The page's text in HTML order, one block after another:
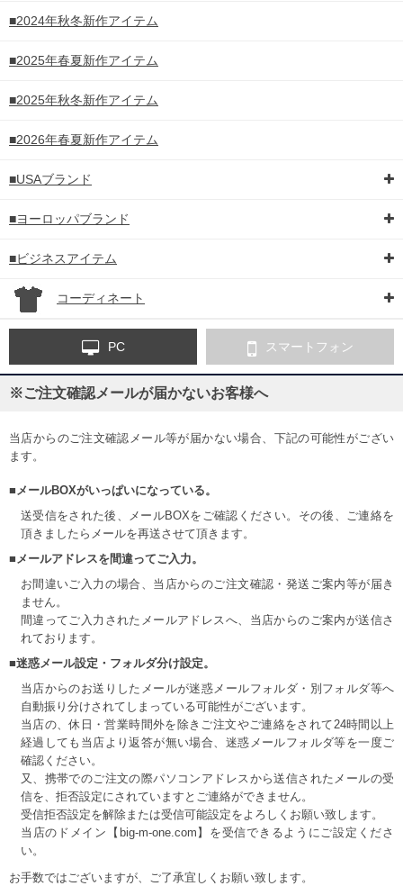
■2024年秋冬新作アイテム
■2025年春夏新作アイテム
■2025年秋冬新作アイテム
■2026年春夏新作アイテム
■USAブランド
■ヨーロッパブランド
■ビジネスアイテム
コーディネート
PC スマートフォン
※ご注文確認メールが届かないお客様へ
当店からのご注文確認メール等が届かない場合、下記の可能性がござい
ます。
■メールBOXがいっぱいになっている。
送受信をされた後、メールBOXをご確認ください。その後、ご連絡を
頂きましたらメールを再送させて頂きます。
■メールアドレスを間違ってご入力。
お間違いご入力の場合、当店からのご注文確認・発送ご案内等が届き
ません。
間違ってご入力されたメールアドレスへ、当店からのご案内が送信さ
れております。
■迷惑メール設定・フォルダ分け設定。
当店からのお送りしたメールが迷惑メールフォルダ・別フォルダ等へ
自動振り分けされてしまっている可能性がございます。
当店の、休日・営業時間外を除きご注文やご連絡をされて24時間以上
経過しても当店より返答が無い場合、迷惑メールフォルダ等を一度ご
確認ください。
又、携帯でのご注文の際パソコンアドレスから送信されたメールの受
信を、拒否設定にされていますとご連絡ができません。
受信拒否設定を解除または受信可能設定をよろしくお願い致します。
当店のドメイン【big-m-one.com】を受信できるようにご設定くださ
い。
お手数ではございますが、ご了承宜しくお願い致します。